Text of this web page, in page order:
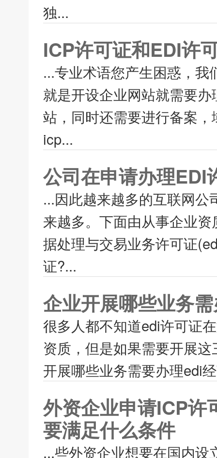
独...
ICP许可证和EDI许
...专业术语您产生困惑，
就是开设企业网站就需要
站，同时还需要进行备案
icp...
公司在申请办理EDI
...因此越来越多的互联网
来越多。下面由从事企业
据处理与交易业务许可证
证?...
企业开展哪些业务
很多人都不知道edi许可证
资质，但是如果需要开展
开展哪些业务需要办理edi
外资企业申请ICP许
要满足什么条件
...些外资企业想要在国内